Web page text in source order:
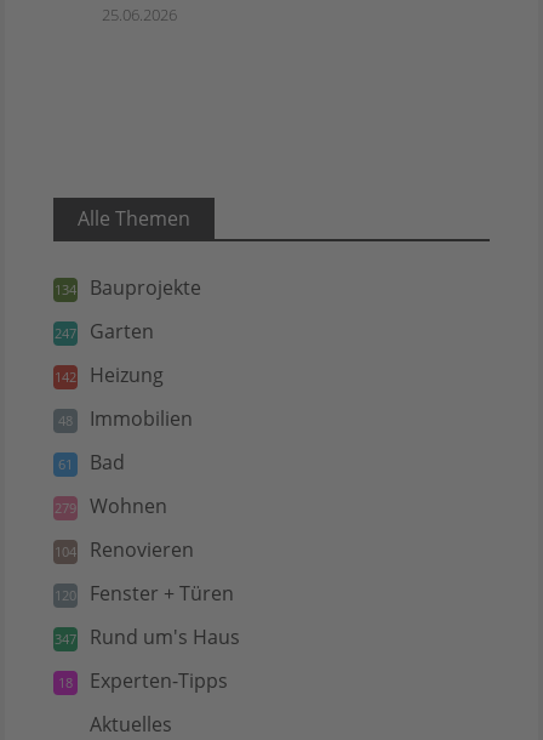
25.06.2026
Alle Themen
134 Bauprojekte
247 Garten
142 Heizung
48 Immobilien
61 Bad
279 Wohnen
104 Renovieren
120 Fenster + Türen
347 Rund um's Haus
18 Experten-Tipps
Aktuelles